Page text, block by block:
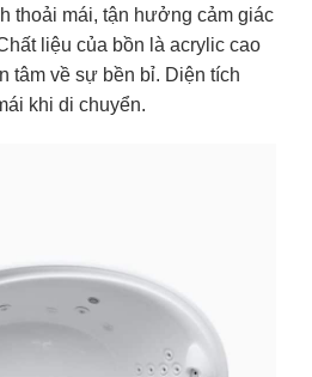
thoải mái, tận hưởng cảm giác
liệu của bồn là acrylic cao
tâm về sự bền bỉ. Diện tích
khi di chuyển.